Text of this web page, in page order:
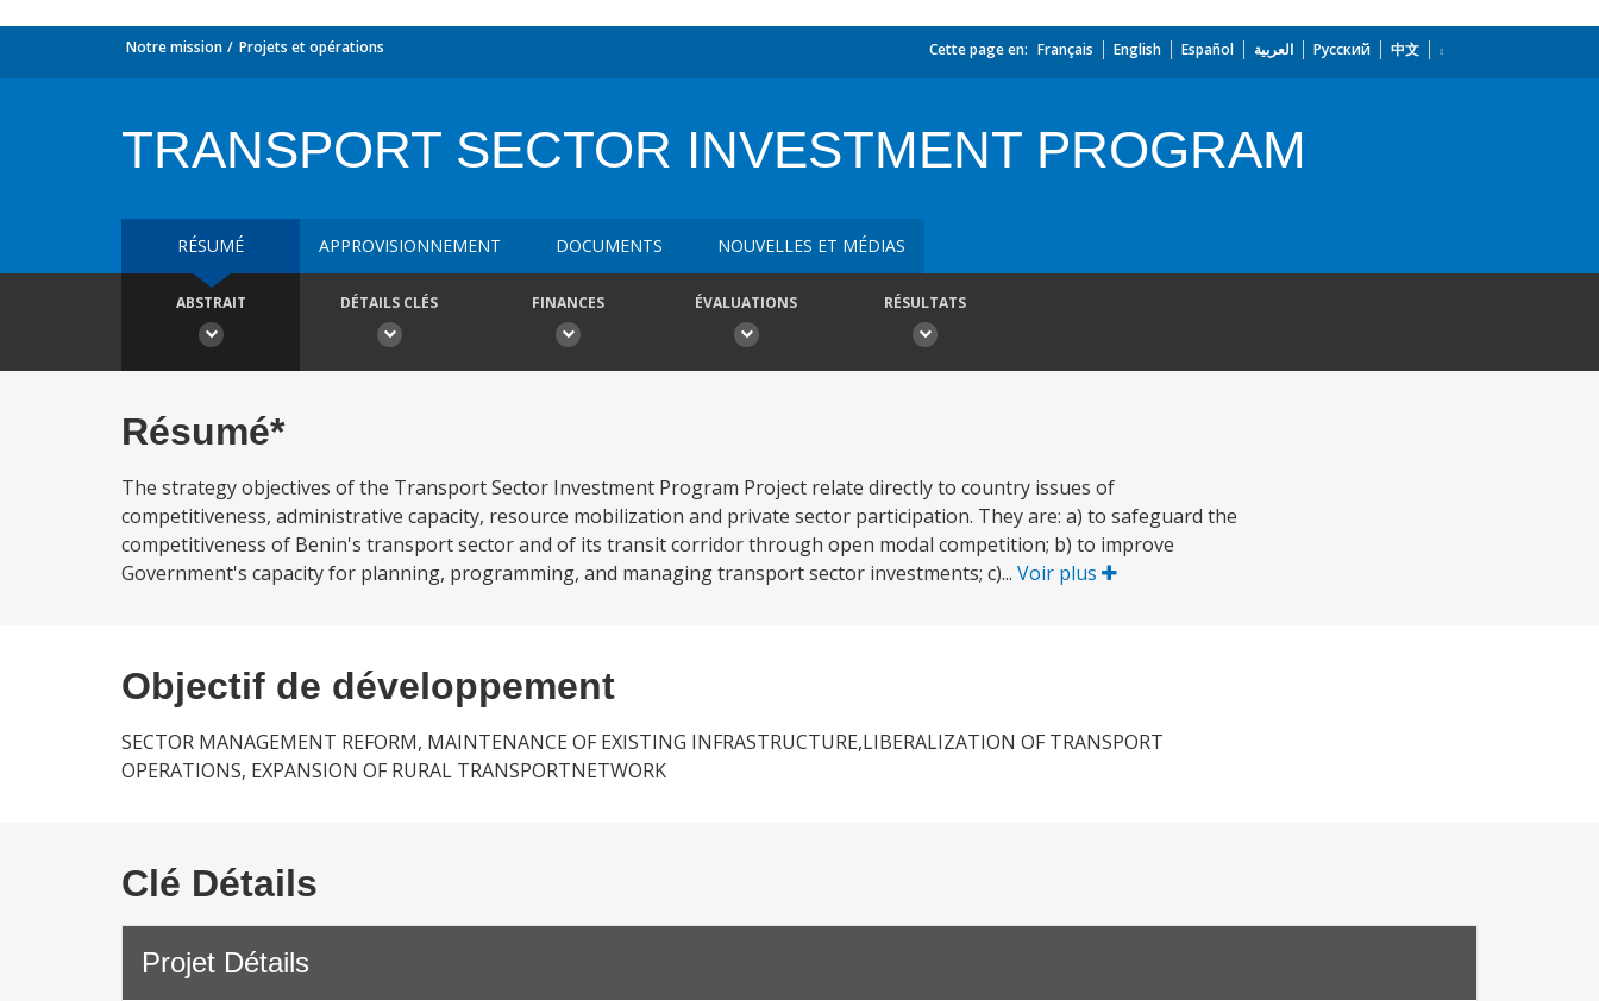
Notre mission Projets et opérations Cette page en: Français English Español العربية Русский 中文
TRANSPORT SECTOR INVESTMENT PROGRAM
RÉSUMÉ APPROVISIONNEMENT DOCUMENTS NOUVELLES ET MÉDIAS
ABSTRAIT DÉTAILS CLÉS FINANCES ÉVALUATIONS RÉSULTATS
Résumé*
The strategy objectives of the Transport Sector Investment Program Project relate directly to country issues of
competitiveness, administrative capacity, resource mobilization and private sector participation. They are: a) to safeguard the
competitiveness of Benin's transport sector and of its transit corridor through open modal competition; b) to improve
Government's capacity for planning, programming, and managing transport sector investments; c)... Voir plus
Objectif de développement
SECTOR MANAGEMENT REFORM, MAINTENANCE OF EXISTING INFRASTRUCTURE,LIBERALIZATION OF TRANSPORT
OPERATIONS, EXPANSION OF RURAL TRANSPORTNETWORK
Clé Détails
Projet Détails